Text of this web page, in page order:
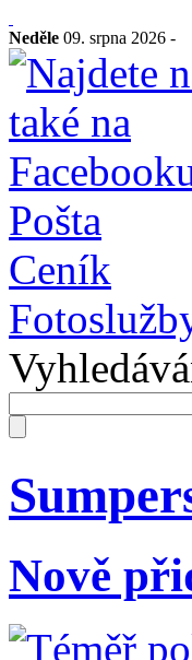
Neděle 09. srpna 2026 -
Pošta
Ceník
Nově